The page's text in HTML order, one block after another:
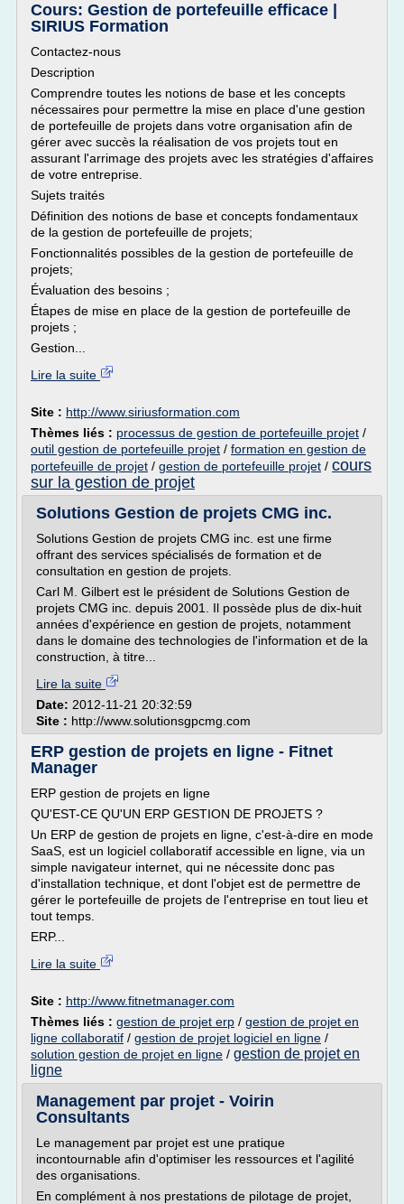
Cours: Gestion de portefeuille efficace |
SIRIUS Formation
Contactez-nous
Description
Comprendre toutes les notions de base et les concepts
nécessaires pour permettre la mise en place d'une gestion
de portefeuille de projets dans votre organisation afin de
gérer avec succès la réalisation de vos projets tout en
assurant l'arrimage des projets avec les stratégies d'affaires
de votre entreprise.
Sujets traités
Définition des notions de base et concepts fondamentaux
de la gestion de portefeuille de projets;
Fonctionnalités possibles de la gestion de portefeuille de
projets;
Évaluation des besoins ;
Étapes de mise en place de la gestion de portefeuille de
projets ;
Gestion...
Lire la suite
Site : http://www.siriusformation.com
Thèmes liés : processus de gestion de portefeuille projet /
outil gestion de portefeuille projet / formation en gestion de
portefeuille de projet / gestion de portefeuille projet / cours
sur la gestion de projet
Solutions Gestion de projets CMG inc.
Solutions Gestion de projets CMG inc. est une firme
offrant des services spécialisés de formation et de
consultation en gestion de projets.
Carl M. Gilbert est le président de Solutions Gestion de
projets CMG inc. depuis 2001. Il possède plus de dix-huit
années d'expérience en gestion de projets, notamment
dans le domaine des technologies de l'information et de la
construction, à titre...
Lire la suite
Date: 2012-11-21 20:32:59
Site : http://www.solutionsgpcmg.com
ERP gestion de projets en ligne - Fitnet
Manager
ERP gestion de projets en ligne
QU'EST-CE QU'UN ERP GESTION DE PROJETS ?
Un ERP de gestion de projets en ligne, c'est-à-dire en mode
SaaS, est un logiciel collaboratif accessible en ligne, via un
simple navigateur internet, qui ne nécessite donc pas
d'installation technique, et dont l'objet est de permettre de
gérer le portefeuille de projets de l'entreprise en tout lieu et
tout temps.
ERP...
Lire la suite
Site : http://www.fitnetmanager.com
Thèmes liés : gestion de projet erp / gestion de projet en
ligne collaboratif / gestion de projet logiciel en ligne /
solution gestion de projet en ligne / gestion de projet en
ligne
Management par projet - Voirin
Consultants
Le management par projet est une pratique
incontournable afin d'optimiser les ressources et l'agilité
des organisations.
En complément à nos prestations de pilotage de projet,